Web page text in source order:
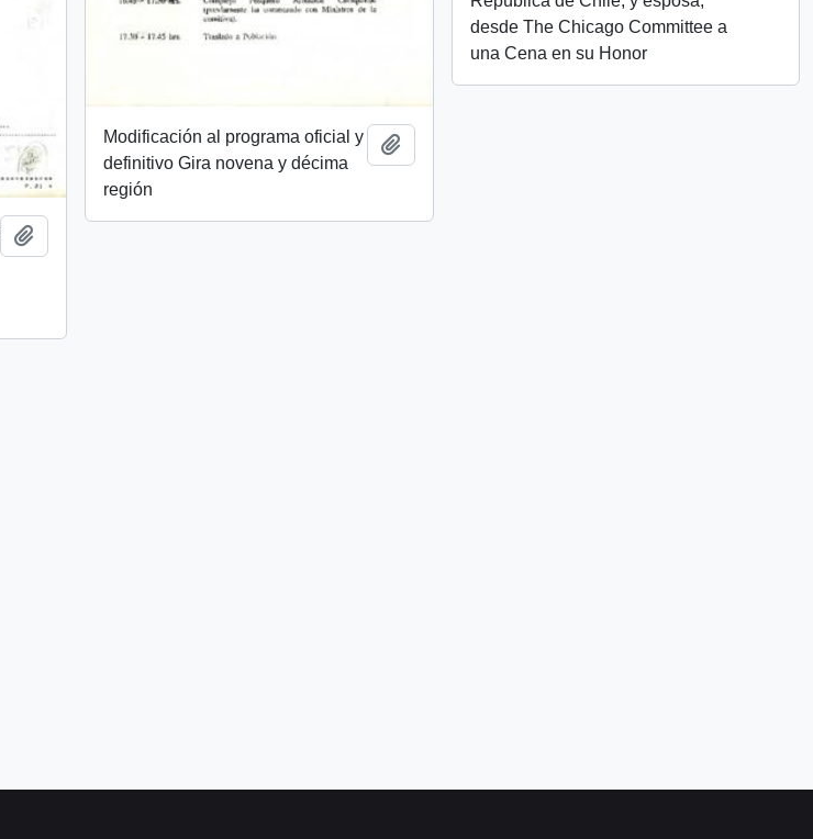
Modificación al programa oficial y
definitivo Gira novena y décima
región
Add to clipboard
desde The Chicago Committee a
una Cena en su Honor